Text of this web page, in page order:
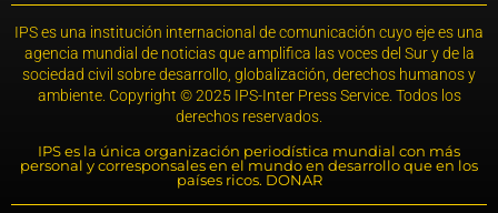
IPS es una institución internacional de comunicación cuyo eje es una
agencia mundial de noticias que amplifica las voces del Sur y de la
sociedad civil sobre desarrollo, globalización, derechos humanos y
ambiente. Copyright © 2025 IPS-Inter Press Service. Todos los
derechos reservados.
IPS es la única organización periodística mundial con más
personal y corresponsales en el mundo en desarrollo que en los
países ricos. DONAR